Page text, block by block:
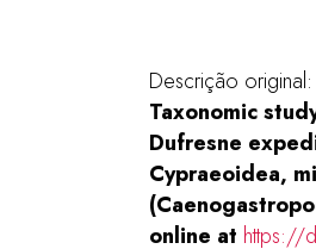
Descrição original:
Taxonomic
Dufresne
Cypraeoidea,
online at https://